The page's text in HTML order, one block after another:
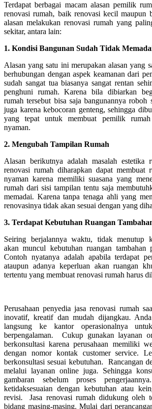
Terdapat berbagai macam alasan pemilik
renovasi rumah, baik renovasi kecil maupun
alasan melakukan renovasi rumah yang
sekitar, antara lain:
1. Kondisi Bangunan Sudah Tidak
Alasan yang satu ini merupakan alasan yang
berhubungan dengan aspek keamanan dari
sudah sangat tua biasanya sangat rentan
penghuni rumah. Karena bila dibiarkan
rumah tersebut bisa saja bangunannya roboh
juga karena kebocoran genteng, sehingga
yang tepat untuk membuat pemilik
nyaman.
2. Mengubah Tampilan Rumah
Alasan berikutnya adalah masalah estetika
renovasi rumah diharapkan dapat membuat
nyaman karena memiliki suasana yang
rumah dari sisi tampilan tentu saja
memadai. Karena tanpa tenaga ahli yang
renovasinya tidak akan sesuai dengan yang
3. Terdapat Kebutuhan Ruangan
Seiring berjalannya waktu, tidak menutup
akan muncul kebutuhan ruangan tambahan
Contoh nyatanya adalah apabila terdapat
ataupun adanya keperluan akan ruangan
tertentu yang membuat renovasi rumah harus
Perusahaan penyedia jasa renovasi rumah
inovatif, kreatif dan mudah dijangkau.
langsung ke kantor operasionalnya
berpengalaman. Cukup gunakan layanan
berkonsultasi karena perusahaan memiliki
dengan nomor kontak customer service.
berkonsultasi sesuai kebutuhan. Rancangan
melalui layanan online juga. Sehingga
gambaran sebelum proses
ketidaksesuaian dengan kebutuhan atau
revisi. Jasa renovasi rumah didukung oleh
bidang masing-masing. Mulai dari